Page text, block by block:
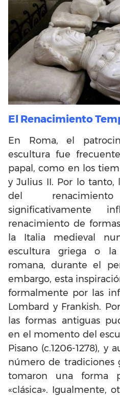
El Renacimiento
En Roma, el
escultura fue
papal, como en los
y Julius II. Por lo
del
significativamente
renacimiento de
la Italia medieval
escultura griega o
romana, durante el
embargo, esta
formalmente por las
Lombard y Frankish.
las formas antiguas
en el momento del
Pisano (c.1206-1278), y
número de tradiciones
tomaron una forma
«clásica». Igualmente,